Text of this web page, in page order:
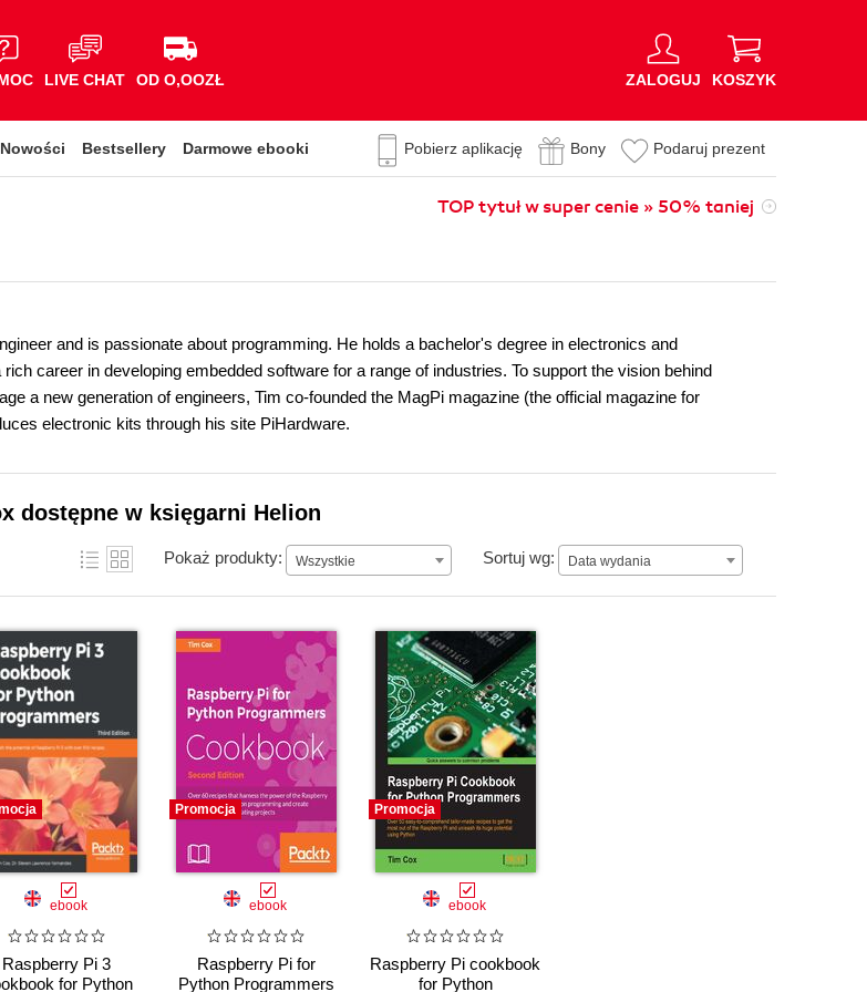
LIVE CHAT OD O,OOZŁ ZALOGUJ KOSZYK
Nowości Bestsellery Darmowe ebooki Pobierz aplikację Bony Podaruj prezent
TOP tytuł w super cenie » 50% taniej
and is passionate about programming. He holds a bachelor's degree in electronics and
career in developing embedded software for a range of industries. To support the vision behind
a new generation of engineers, Tim co-founded the MagPi magazine (the official magazine for
electronic kits through his site PiHardware.
dostępne w księgarni Helion
Pokaż produkty: Wszystkie Sortuj wg: Data wydania
Data wydania
ebook
Raspberry Pi 3
for Python
Promocja
ebook
Raspberry Pi for
Python Programmers
Promocja
ebook
Raspberry Pi cookbook
for Python